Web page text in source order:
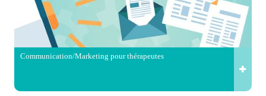
Communication/Marketing pour thérapeutes